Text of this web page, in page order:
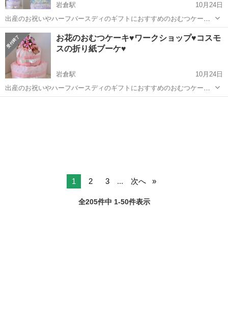
岩倉駅
10月24日
出産のお祝いやハーフバースディのギフトにおすすめのおむつケー
キ。ネリネ・ダイアモンドリリーのブーケを添えた可愛いおむつケー
キです。鮮やかなピンクのネリネ、花びらの輝く質感を生かしたミン
ト系の白のダイアモンドリリーをご用意しま...
愛知 岩倉市 岩倉駅 ワークショップ
お花のおむつケーキ♥ワークショップ♥コスモ
スの折り紙ブーケ♥
岩倉駅
10月24日
出産のお祝いやハーフバースディのギフトにおすすめのおむつケー
キ。秋のコスモスのブーケを添えた可愛いおむつケーキです。かわい
1 2 3 ... 次へ
全205件中 1-50件表示